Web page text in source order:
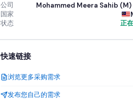
公司
Mohammed Meera Sahib (M)
国家
状态
正
快速链接
浏览更多采购需求
发布您自己的需求